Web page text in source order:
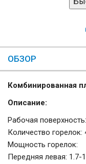
ОБЗОР
Комбинированная
Описание:
Рабочая
Количество горелок:
Мощность горелок:
Передняя левая: 1.7-